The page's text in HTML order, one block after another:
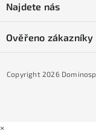
Obchodní podmínky
Podmínky GDPR
Podmínky nákupu na
Naše prodejna
Najdete nás
Ověřeno zákazníky
Copyright 2026
×